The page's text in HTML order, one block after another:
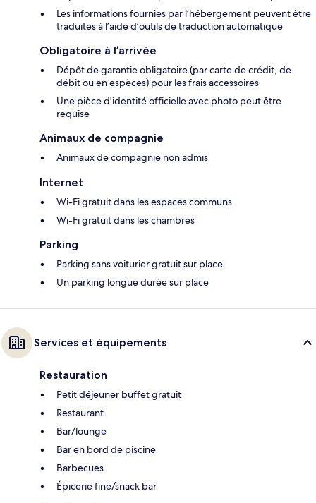
Les informations fournies par l’hébergement peuvent être
traduites à l’aide d’outils de traduction automatique
Obligatoire à l’arrivée
Dépôt de garantie obligatoire (par carte de crédit, de
débit ou en espèces) pour les frais accessoires
Une pièce d'identité officielle avec photo peut être
requise
Animaux de compagnie
Animaux de compagnie non admis
Internet
Wi-Fi gratuit dans les espaces communs
Wi-Fi gratuit dans les chambres
Parking
Parking sans voiturier gratuit sur place
Un parking longue durée sur place
Services et équipements
Restauration
Petit déjeuner buffet gratuit
Restaurant
Bar/lounge
Bar en bord de piscine
Barbecues
Épicerie fine/snack bar